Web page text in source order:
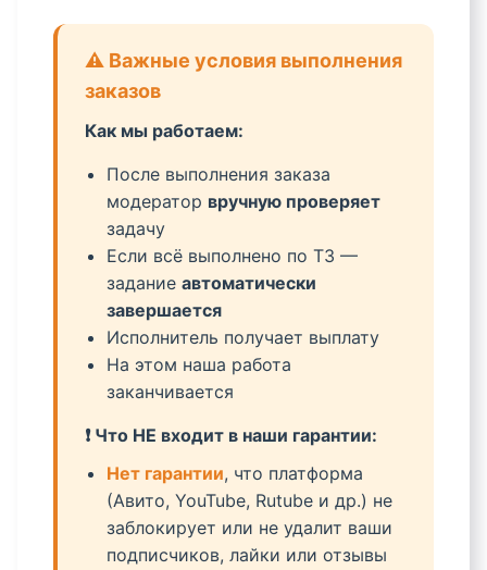
⚠️ Важные условия выполнения
заказов
Как мы работаем:
После выполнения заказа
модератор вручную проверяет
задачу
Если всё выполнено по ТЗ —
задание автоматически
завершается
Исполнитель получает выплату
На этом наша работа
заканчивается
❗ Что НЕ входит в наши гарантии:
Нет гарантии, что платформа
(Авито, YouTube, Rutube и др.) не
заблокирует или не удалит ваши
подписчиков, лайки или отзывы